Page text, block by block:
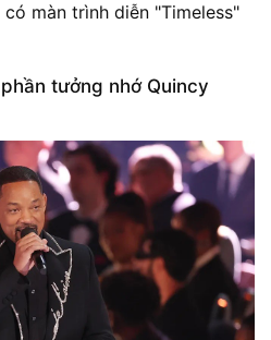
màn trình diễn "Timeless"
tưởng nhớ Quincy